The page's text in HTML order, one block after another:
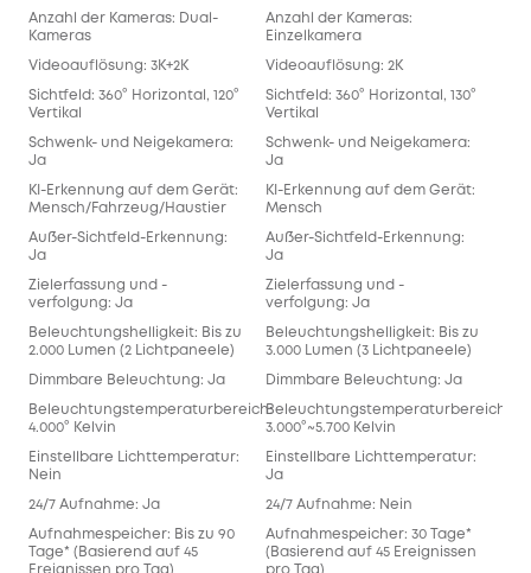
Anzahl der Kameras: Dual-
Kameras
Videoauflösung: 3K+2K
Sichtfeld: 360° Horizontal, 120°
Vertikal
Schwenk- und Neigekamera:
Ja
KI-Erkennung auf dem Gerät:
Mensch/Fahrzeug/Haustier
Außer-Sichtfeld-Erkennung:
Ja
Zielerfassung und -
verfolgung: Ja
Beleuchtungshelligkeit: Bis zu
2.000 Lumen (2 Lichtpaneele)
Dimmbare Beleuchtung: Ja
Beleuchtungstemperaturbereich:
4.000° Kelvin
Einstellbare Lichttemperatur:
Nein
24/7 Aufnahme: Ja
Aufnahmespeicher: Bis zu 90
Tage* (Basierend auf 45
Ereignissen pro Tag)
Anzahl der Kameras:
Einzelkamera
Videoauflösung: 2K
Sichtfeld: 360° Horizontal, 130°
Vertikal
Schwenk- und Neigekamera:
Ja
KI-Erkennung auf dem Gerät:
Mensch
Außer-Sichtfeld-Erkennung:
Ja
Zielerfassung und -
verfolgung: Ja
Beleuchtungshelligkeit: Bis zu
3.000 Lumen (3 Lichtpaneele)
Dimmbare Beleuchtung: Ja
Beleuchtungstemperaturbereich:
3.000°~5.700 Kelvin
Einstellbare Lichttemperatur:
Ja
24/7 Aufnahme: Nein
Aufnahmespeicher: 30 Tage*
(Basierend auf 45 Ereignissen
pro Tag)